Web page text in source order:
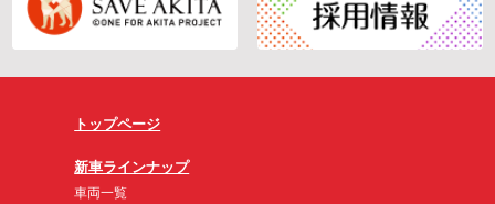
トップページ
新車ラインナップ
車両一覧